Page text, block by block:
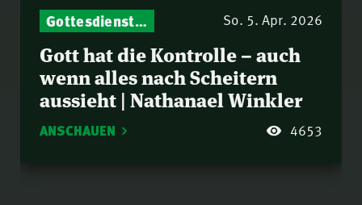
Gottesdienst-Botschaften – Jeden Sonntag neu: Aktuelle Predigten vom Mitternachtsruf So. 5. Apr. 2026
Gott hat die Kontrolle – auch
wenn alles nach Scheitern
aussieht | Nathanael Winkler
ANSCHAUEN 4653